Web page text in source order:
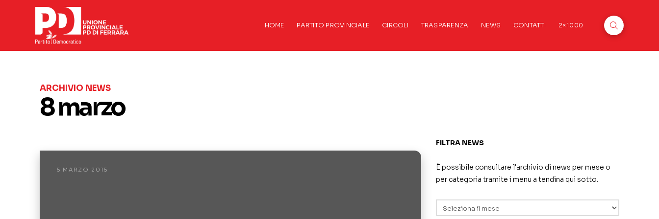
HOME PARTITO PROVINCIALE CIRCOLI TRASPARENZA NEWS CONTATTI 2×1000
ARCHIVIO NEWS
8 marzo
5 MARZO 2015
FILTRA NEWS
È possibile consultare l'archivio di news per mese o
per categoria tramite i menu a tendina qui sotto.
Archivi